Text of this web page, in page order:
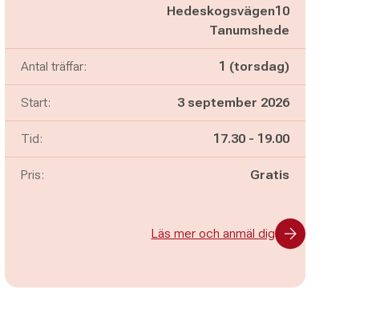
Hedeskogsvägen10
Tanumshede
Antal träffar: 1 (torsdag)
Start: 3 september 2026
Tid: Pågår mellan
17.30 - och
19.00
Pris: Gratis
Läs mer och anmäl dig